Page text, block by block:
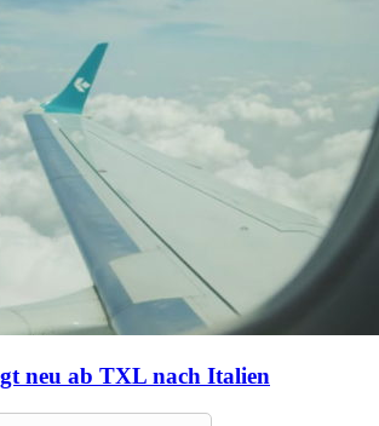
neu ab TXL nach Italien